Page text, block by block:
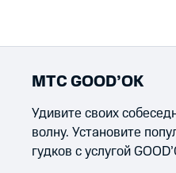
МТС GOOD’OK
Удивите своих
волну. Установите
гудков с услугой